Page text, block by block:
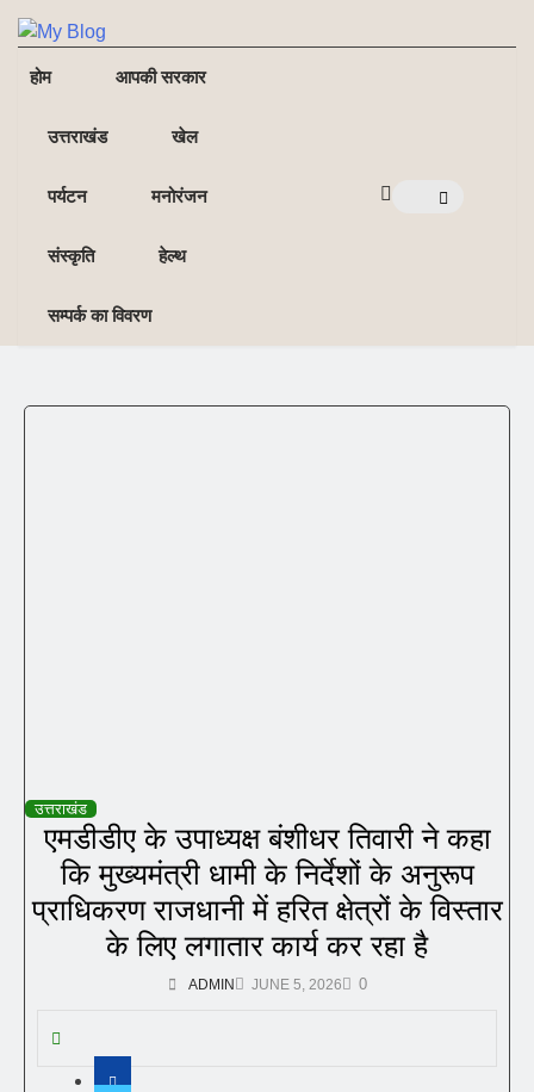
NE
NEWS ELEMENTOR
होम आपकी सरकार
उत्तराखंड खेल
पर्यटन मनोरंजन
संस्कृति हेल्थ
सम्पर्क का विवरण
उत्तराखंड
एमडीडीए के उपाध्यक्ष बंशीधर तिवारी ने कहा
कि मुख्यमंत्री धामी के निर्देशों के अनुरूप
प्राधिकरण राजधानी में हरित क्षेत्रों के विस्तार
के लिए लगातार कार्य कर रहा है
ADMIN JUNE 5, 2026 0